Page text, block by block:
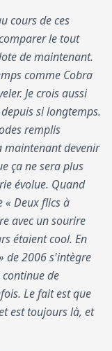
cours de ces
le tout
de maintenant.
comme Cobra
Je crois aussi
si longtemps.
remplis
maintenant devenir
ça ne sera plus
évolue. Quand
« Deux flics à
avec un sourire
étaient cool. En
de 2006 s'intègre
de
Le fait est que
est toujours là, et